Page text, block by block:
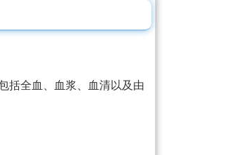
括全血、血浆、血清以及由